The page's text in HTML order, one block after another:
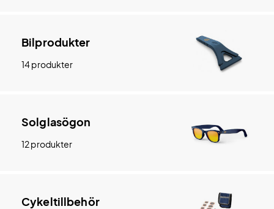
Bilprodukter
14 produkter
Solglasögon
12 produkter
Cykeltillbehör